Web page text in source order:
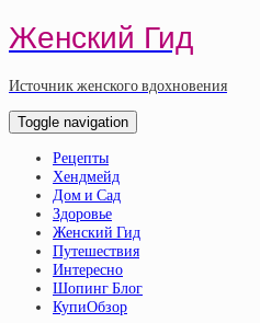
Женский Гид
Источник женского вдохновения
Toggle navigation
Рецепты
Хендмейд
Дом и Сад
Здоровье
Женский Гид
Путешествия
Интересно
Шопинг Блог
КупиОбзор